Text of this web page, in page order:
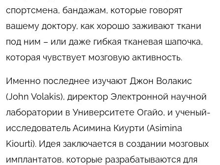
спортсмена, бандажам, которые говорят
вашему доктору, как хорошо заживают ткани
под ним – или даже гибкая тканевая шапочка,
которая чувствует мозговую активность.
Именно последнее изучают Джон Волакис
(John Volakis), директор Электронной научной
лаборатории в Университете Огайо, и ученый-
исследователь Асимина Киурти (Asimina
Kiourti). Идея заключается в создании мозговых
имплантатов, которые разрабатываются для